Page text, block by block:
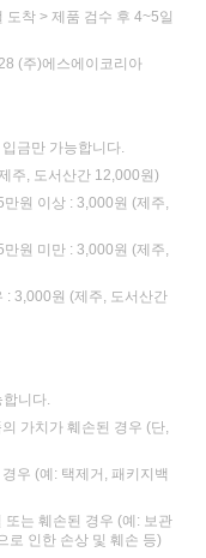
착 > 제품 검수 후 4~5일
(주)에스에이코리아
금만 가능합니다.
주, 도서산간 12,000원)
원 이상 : 3,000원 (제주,
원 미만 : 3,000원 (제주,
: 3,000원 (제주, 도서산간
니다.
가치가 훼손된 경우 (단,
우 (예: 택제거, 패키지백
는 훼손된 경우 (예: 보관
로 인한 손상 및 훼손 등)